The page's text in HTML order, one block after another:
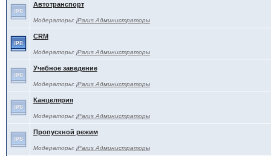
Автотранспорт
Модераторы: jParus Администраторы
CRM
Модераторы: jParus Администраторы
Учебное заведение
Модераторы: jParus Администраторы
Канцелярия
Модераторы: jParus Администраторы
Пропускной режим
Модераторы: jParus Администраторы